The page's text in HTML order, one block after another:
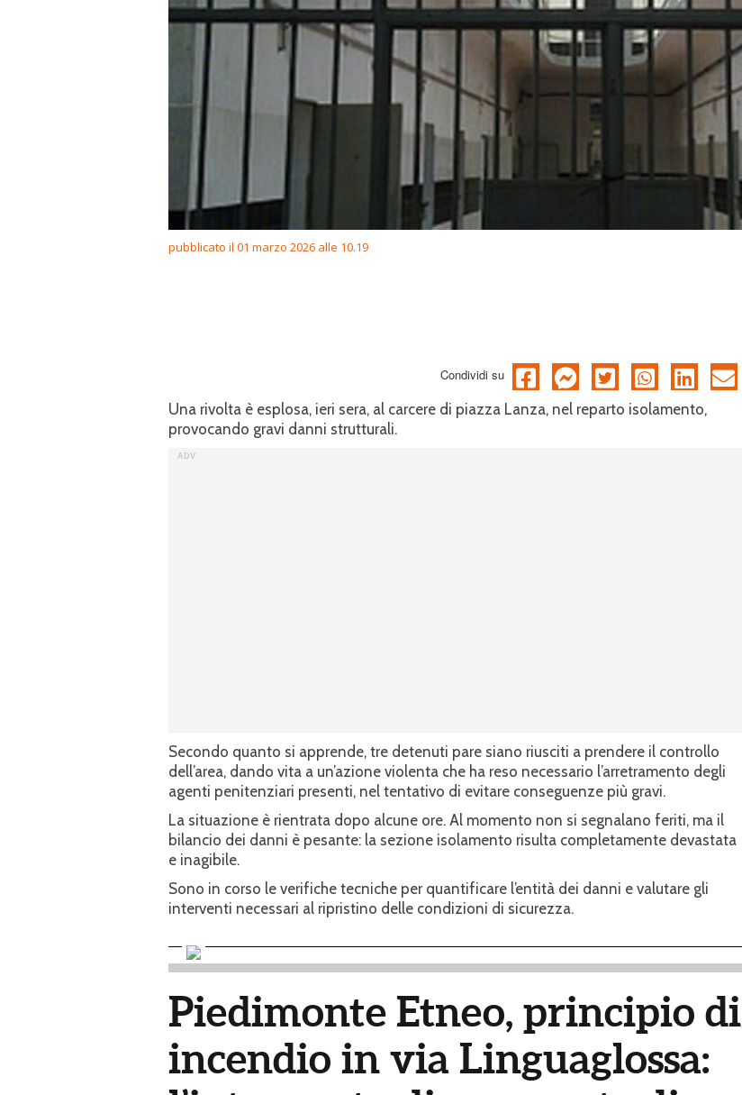
pubblicato il 01 marzo 2026 alle 10.19
Condividi su
Una rivolta è esplosa, ieri sera, al carcere di piazza Lanza, nel reparto isolamento,
provocando gravi danni strutturali.
Secondo quanto si apprende, tre detenuti pare siano riusciti a prendere il controllo
dell’area, dando vita a un’azione violenta che ha reso necessario l’arretramento degli
agenti penitenziari presenti, nel tentativo di evitare conseguenze più gravi.
La situazione è rientrata dopo alcune ore. Al momento non si segnalano feriti, ma il
bilancio dei danni è pesante: la sezione isolamento risulta completamente devastata
e inagibile.
Sono in corso le verifiche tecniche per quantificare l’entità dei danni e valutare gli
interventi necessari al ripristino delle condizioni di sicurezza.
Piedimonte Etneo, principio di
incendio in via Linguaglossa: